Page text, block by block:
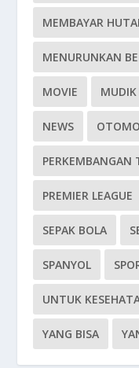
MEMBAYAR
MENURUNKAN
MOVIE MUDIK
NEWS
PERKEMBANGAN
PREMIER LEAGUE
SEPAK BOLA
SPANYOL
UNTUK
YANG BISA